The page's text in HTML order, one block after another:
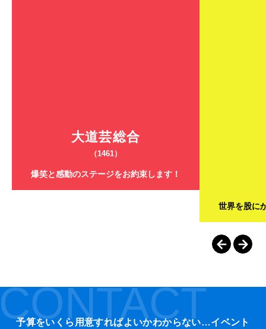
大道芸総合
（1461）
爆笑と感動のステージをお約束します！
世界を股に
予算をいくら用意すればよいかわからない…イベント